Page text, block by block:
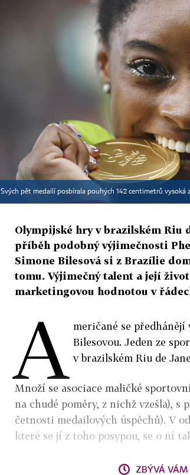
Svých pět medailí posbírala pouhých 142 centimetrů vysoká
Olympijské hry v brazilském
příběh podobný výjimečnosti
Simone Bilesová si z Brazílie
tomu. Výjimečný talent a její
marketingovou hodnotou v
A meričané se předhánějí
Bilesovou. Jeden ze
v brazilském Riu de
Množí se asociace maličké
na chudé poměry, z nichž vzešla), s
četnosti medailových úspěchů). V
které se jí z toho posypou, se o ní
ZBÝVÁ VÁM